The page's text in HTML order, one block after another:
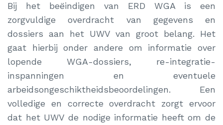
Bij het beëindigen van ERD WGA is een
zorgvuldige overdracht van gegevens en
dossiers aan het UWV van groot belang. Het
gaat hierbij onder andere om informatie over
lopende WGA-dossiers, re-integratie-
inspanningen en eventuele
arbeidsongeschiktheidsbeoordelingen. Een
volledige en correcte overdracht zorgt ervoor
dat het UWV de nodige informatie heeft om de